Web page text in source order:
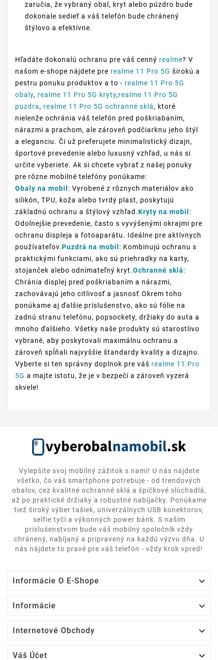
zaručia, že vybraný obal, kryt alebo púzdro bude
dokonale sedieť a váš telefón bude chránený
štýlovo a efektívne.
Hľadáte dokonalú ochranu pre váš cenný realme? V
našom e-shope nájdete pre realme 11 Pro 5G širokú a
pestru ponuku produktov a to - realme 11 Pro 5G
obaly, realme 11 Pro 5G kryty,realme 11 Pro 5G
puzdra, realme 11 Pro 5G ochranné sklá, ktoré
nielenže ochránia váš telefón pred poškriabaním,
nárazmi a prachom, ale zároveň podčiarknu jeho štýl
a eleganciu. Či už preferujete minimalistický dizajn,
športové prevedenie alebo luxusný vzhľad, u nás si
určite vyberiete. Ak si chcete vybrať z našej ponuky
pre rôzne mobilné telefóny ponúkame:
Obaly na mobil : Vyrobené z rôznych materiálov ako
silikón, TPU, koža alebo tvrdý plast, poskytujú
základnú ochranu a štýlový vzhľad.Kryty na mobil :
Odolnejšie prevedenie, často s vyvýšenými okrajmi pre
ochranu displeja a fotoaparátu. Ideálne pre aktívnych
používateľov.Puzdrá na mobil : Kombinujú ochranu s
praktickými funkciami, ako sú priehradky na karty,
stojanček alebo odnímateľný kryt.Ochranné sklá:
Chránia displej pred poškriabaním a nárazmi,
zachovávajú jeho citlivosť a jasnosť.Okrem toho
ponúkame aj ďalšie príslušenstvo, ako sú fólie na
zadnú stranu telefónu, popsockety, držiaky do auta a
mnoho ďalšieho. Všetky naše produkty sú starostlivo
vybrané, aby poskytovali maximálnu ochranu a
zároveň spĺňali najvyššie štandardy kvality a dizajnu.
Vyberte si ten správny doplnok pre váš realme 11 Pro
5G a majte istotu, že je v bezpečí a zároveň vyzerá
skvele!
Vylepšite svoj mobilný zážitok s nami! U nás nájdete
všetko, čo váš smartphone potrebuje - od trendových
obalov, cez kvalitné ochranné sklá a špičkové slúchadlá,
až po praktické držiaky a robustné nabíjačky. Ponúkame
tiež široký výber tašiek, univerzálnych USB konektorov,
selfie tyčí a výkonných power bánk. S naším
príslušenstvom bude váš mobilný spoločník vždy
chránený, nabíjaný a pripravený na každú výzvu dňa. U
nás nájdete to pravé pre váš telefón - vždy krok vpred!
Informácie O E-Shope 
Informácie 
Internetové Obchody 
Váš Účet 